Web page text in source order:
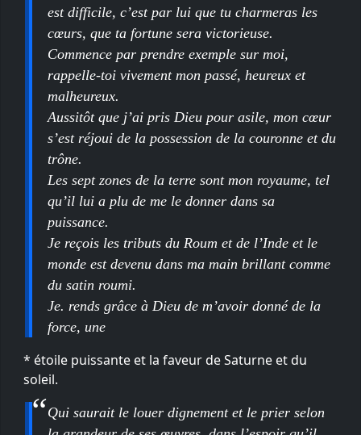
est difficile, c’est par lui que tu charmeras les
cœurs, que ta fortune sera victorieuse.
Commence par prendre exemple sur moi,
rappelle-toi vivement mon passé, heureux et
malheureux.
Aussitôt que j’ai pris Dieu pour asile, mon cœur
s’est réjoui de la possession de la couronne et du
trône.
Les sept zones de la terre sont mon royaume, tel
qu’il lui a plu de me le donner dans sa
puissance.
Je reçois les tributs du Roum et de l’Inde et le
monde est devenu dans ma main brillant comme
du satin roumi.
Je. rends grâce à Dieu de m’avoir donné de la
force, une
* étoile puissante et la faveur de Saturne et du
soleil.
Qui saurait le louer dignement et le prier selon